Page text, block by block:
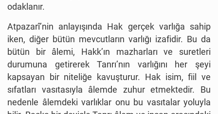
odaklanır.
Atpazarî’nin anlayışında Hak gerçek varlığa sahip
iken, diğer bütün mevcutların varlığı izafidir. Bu da
bütün bir âlemi, Hakk’ın mazharları ve suretleri
durumuna getirerek Tanrı’nın varlığını her şeyi
kapsayan bir niteliğe kavuşturur. Hak isim, fiil ve
sıfatları vasıtasıyla âlemde zuhur etmektedir. Bu
nedenle âlemdeki varlıklar onu bu vasıtalar yoluyla